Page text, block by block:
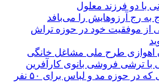
با دو فرزند معلول
به رج آرزوهایش را می‌بافد
از موفقیت خود در حوزه تراش
اهوازی طرح ملی مشاغل خانگی
با ترشی فروشی بانوی کارآفرین
روایت بانوی کارآفرینی که در حوزه مد و لباس برای ۵۰ نفر